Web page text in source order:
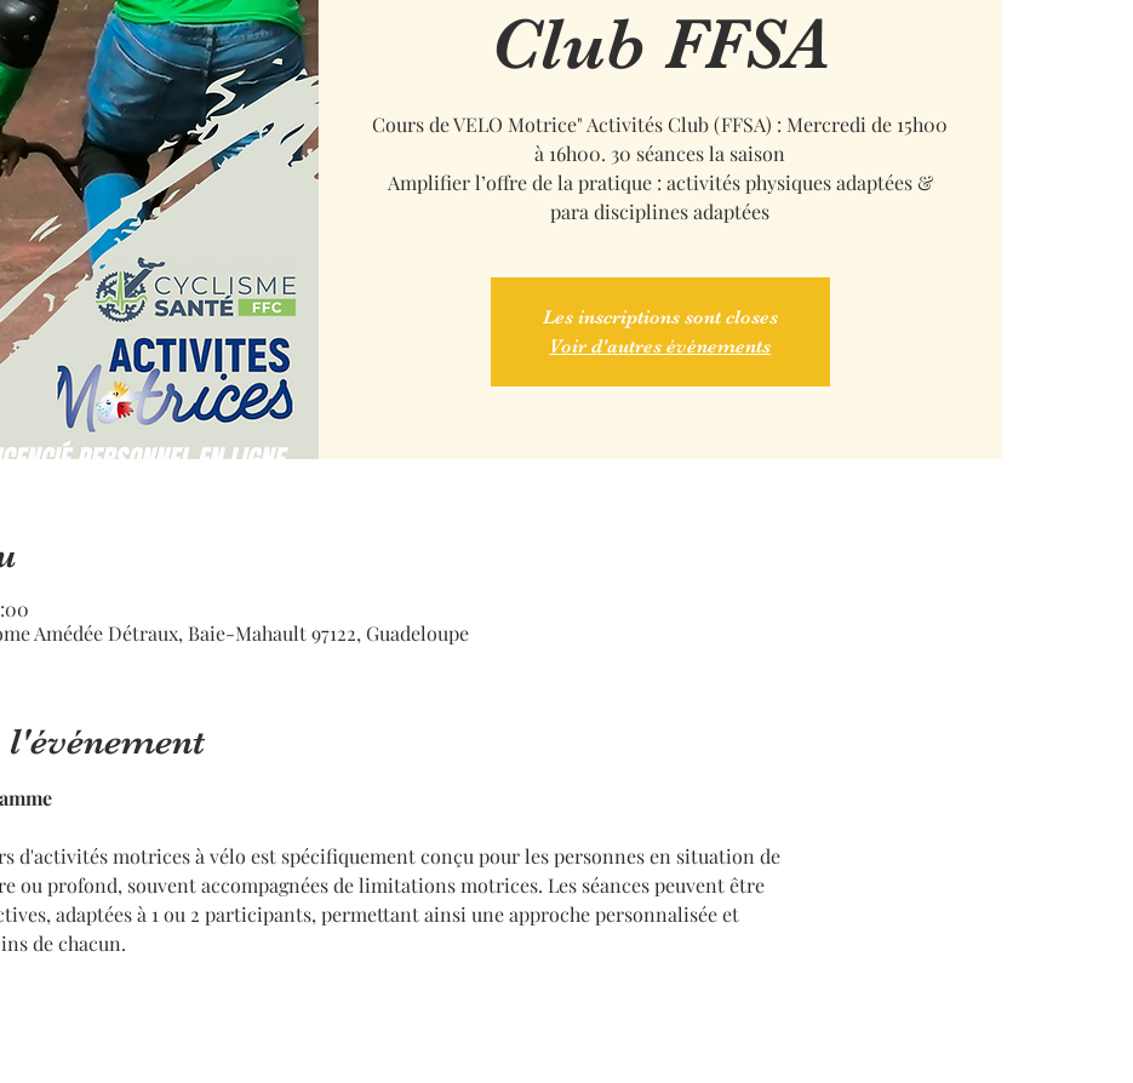
Club FFSA
Cours de VELO Motrice" Activités Club (FFSA) : Mercredi de 15h00
à 16h00. 30 séances la saison
Amplifier l’offre de la pratique : activités physiques adaptées &
para disciplines adaptées
Les inscriptions sont closes
Voir d'autres événements
Amédée Détraux, Baie-Mahault 97122, Guadeloupe
d'activités motrices à vélo est spécifiquement conçu pour les personnes en situation de
ou profond, souvent accompagnées de limitations motrices. Les séances peuvent être
adaptées à 1 ou 2 participants, permettant ainsi une approche personnalisée et
de chacun.